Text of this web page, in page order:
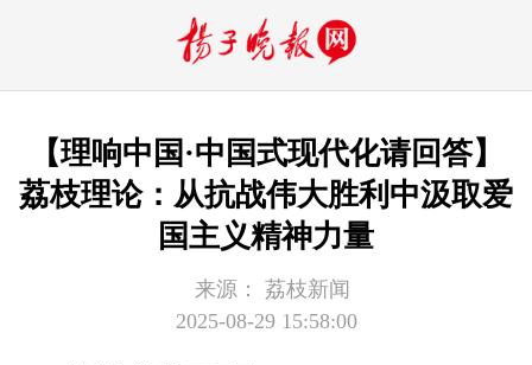
【理响中国·中国式现代化请回答】
荔枝理论：从抗战伟大胜利中汲取爱
国主义精神力量
来源：
荔枝新闻
2025-08-29 15:58:00